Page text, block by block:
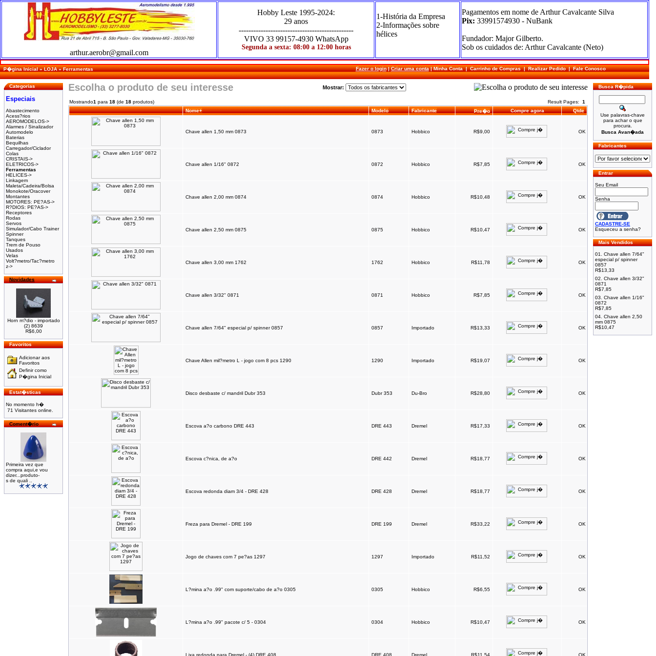
arthur.aerobr@gmail.com
Hobby Leste 1995-2024:
29 anos
-----------------------------------------------
VIVO 33 99157-4930 WhatsApp
Segunda a sexta: 08:00 a 12:00 horas
1-História da Empresa
2-Informações sobre
hélices
Pagamentos em nome de Arthur Cavalcante Silva
Pix: 33991574930 - NuBank
Fundador: Major Gilberto.
Sob os cuidados de: Arthur Cavalcante (Neto)
P�gina Inicial»LOJA»Ferramentas Fazer o login|Criar uma conta|Minha Conta|Carrinho de Compras|Realizar Pedido|Fale Conosco
Categorias
Especiais
Abastecimento
Acess?rios
AEROMODELOS->
Alarmes / Sinalizador
Automodelo
Baterias
Bequilhas
Carregador/Ciclador
Colas
CRISTAIS->
ELETRICOS->
Ferramentas
HELICES->
Linkagem
Maleta/Cadeira/Bolsa
Monokote/Oracover
Montantes
MOTORES: PE?AS->
R?DIOS: PE?AS->
Receptores
Rodas
Servos
Simulador/Cabo Trainer
Spinner
Tanques
Trem de Pouso
Usados
Velas
Volt?metro/Tac?metro
z->
Novidades
Horn m?dio - importado
(2) 8639
R$6,00
Favoritos
Adicionar aos
Favoritos
Definir como
P�gina Inicial
Estat�sticas
No momento h�
71 Visitantes online.
Coment�rio
Primeira vez que
compra aqui,e vou
dizer...produto-
s de quali ..
Escolha o produto de seu interesse Mostrar:
Mostrando1 para 18 (de 18 produtos) Result Pages: 1
Nome+
Modelo Fabricante Pre�o Compre agora Qtde
Chave allen 1,50 mm 0873 0873 Hobbico R$9,00 OK
Chave allen 1/16" 0872 0872 Hobbico R$7,85 OK
Chave allen 2,00 mm 0874 0874 Hobbico R$10,48 OK
Chave allen 2,50 mm 0875 0875 Hobbico R$10,47 OK
Chave allen 3,00 mm 1762 1762 Hobbico R$11,78 OK
Chave allen 3/32" 0871 0871 Hobbico R$7,85 OK
Chave allen 7/64" especial p/ spinner 0857 0857 Importado R$13,33 OK
Chave Allen mil?metro L - jogo com 8 pcs 1290 1290 Importado R$19,07 OK
Disco desbaste c/ mandril Dubr 353 Dubr 353 Du-Bro R$28,80 OK
Escova a?o carbono DRE 443 DRE 443 Dremel R$17,33 OK
Escova c?nica, de a?o DRE 442 Dremel R$18,77 OK
Escova redonda diam 3/4 - DRE 428 DRE 428 Dremel R$18,77 OK
Freza para Dremel - DRE 199 DRE 199 Dremel R$33,22 OK
Jogo de chaves com 7 pe?as 1297 1297 Importado R$11,52 OK
L?mina a?o .99" com suporte/cabo de a?o 0305 0305 Hobbico R$6,55 OK
L?mina a?o .99" pacote c/ 5 - 0304 0304 Hobbico R$10,47 OK
Lixa redonda para Dremel - (4) DRE 408 DRE 408 Dremel R$11,54 OK
Busca R�pida
Use palavras-chave
para achar o que
procura.
Busca Avan�ada
Fabricantes
Entrar
Seu Email
Senha
CADASTRE-SE
Esqueceu a senha?
Mais Vendidos
01. Chave allen 7/64"
especial p/ spinner
0857
R$13,33
02. Chave allen 3/32"
0871
R$7,85
03. Chave allen 1/16"
0872
R$7,85
04. Chave allen 2,50
mm 0875
R$10,47